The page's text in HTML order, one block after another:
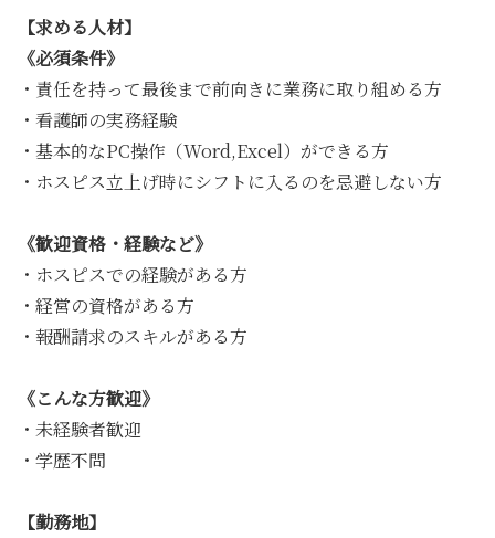
【求める人材】
《必須条件》
・責任を持って最後まで前向きに業務に取り組める方
・看護師の実務経験
・基本的なPC操作（Word,Excel）ができる方
・ホスピス立上げ時にシフトに入るのを忌避しない方
《歓迎資格・経験など》
・ホスピスでの経験がある方
・経営の資格がある方
・報酬請求のスキルがある方
《こんな方歓迎》
・未経験者歓迎
・学歴不問
【勤務地】